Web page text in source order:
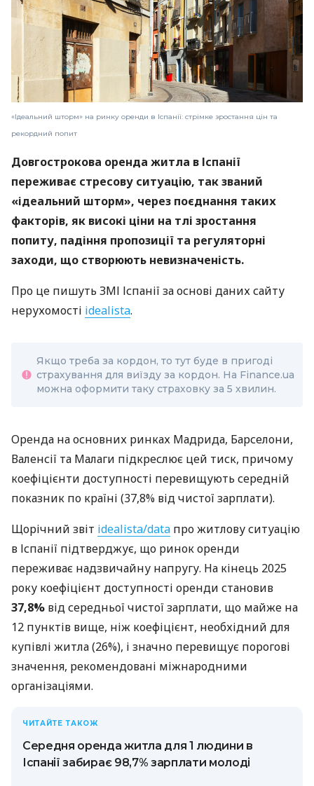
«Ідеальний шторм» на ринку оренди в Іспанії: стрімке зростання цін та
рекордний попит
Довгострокова оренда житла в Іспанії
переживає стресову ситуацію, так званий
«ідеальний шторм», через поєднання таких
факторів, як високі ціни на тлі зростання
попиту, падіння пропозиції та регуляторні
заходи, що створюють невизначеність.
Про це пишуть ЗМІ Іспанії за основі даних сайту
нерухомості idealista.
Якщо треба за кордон, то тут буде в пригоді
страхування для виїзду за кордон. На Finance.ua
можна оформити таку страховку за 5 хвилин.
Оренда на основних ринках Мадрида, Барселони,
Валенсії та Малаги підкреслює цей тиск, причому
коефіцієнти доступності перевищують середній
показник по країні (37,8% від чистої зарплати).
Щорічний звіт idealista/data про житлову ситуацію
в Іспанії підтверджує, що ринок оренди
переживає надзвичайну напругу. На кінець 2025
року коефіцієнт доступності оренди становив
37,8% від середньої чистої зарплати, що майже на
12 пунктів вище, ніж коефіцієнт, необхідний для
купівлі житла (26%), і значно перевищує порогові
значення, рекомендовані міжнародними
організаціями.
ЧИТАЙТЕ ТАКОЖ
Середня оренда житла для 1 людини в
Іспанії забирає 98,7% зарплати молоді